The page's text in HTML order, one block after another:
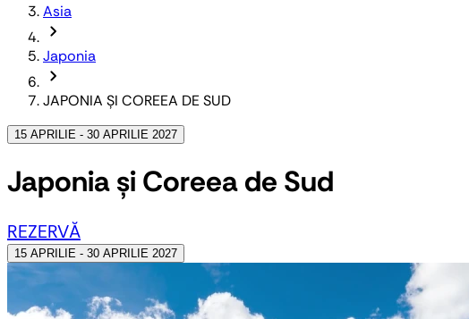
Asia
chevron_forward
Japonia
chevron_forward
JAPONIA ȘI COREEA DE SUD
15 APRILIE - 30 APRILIE 2027
Japonia și Coreea de Sud
REZERVĂ
15 APRILIE - 30 APRILIE 2027